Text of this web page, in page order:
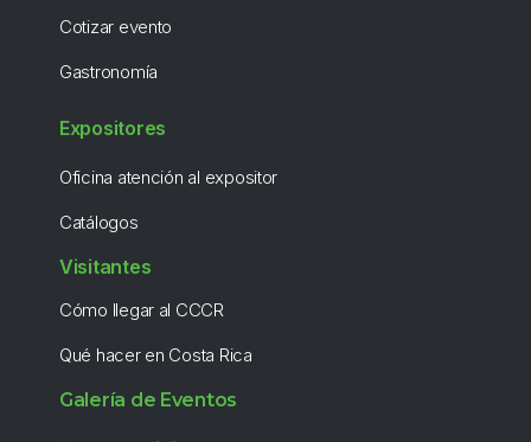
Cotizar evento
Gastronomía
Expositores
Oficina atención al expositor
Catálogos
Visitantes
Cómo llegar al CCCR
Qué hacer en Costa Rica
Galería de Eventos